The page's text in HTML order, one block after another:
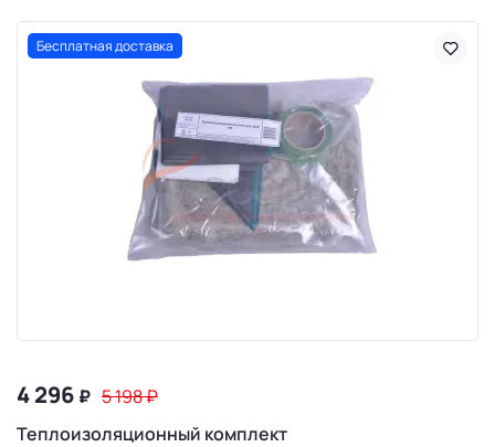
Бесплатная доставка
4 296 ₽ 5 198₽
Теплоизоляционный комплект